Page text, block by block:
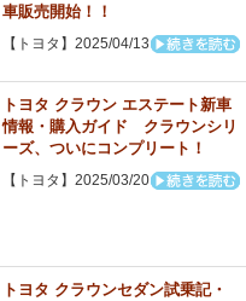
車販売開始！！
【トヨタ】2025/04/13
トヨタ クラウン エステート新車
情報・購入ガイド クラウンシリ
ーズ、ついにコンプリート！
【トヨタ】2025/03/20
トヨタ クラウンセダン試乗記・